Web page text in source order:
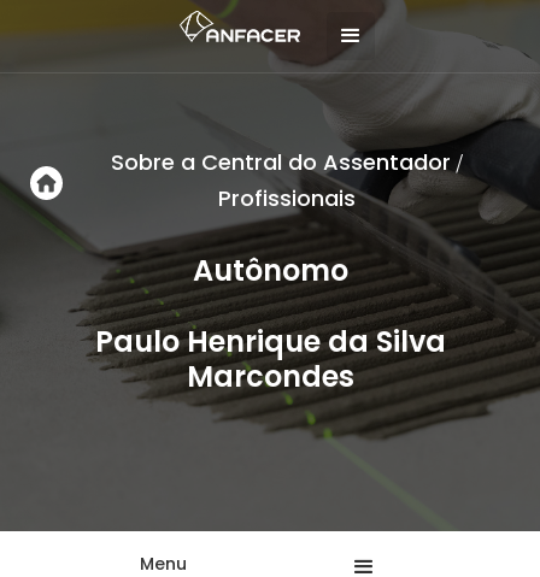
Sobre a Central do Assentador /
Profissionais
Autônomo
Paulo Henrique da Silva
Marcondes
Menu